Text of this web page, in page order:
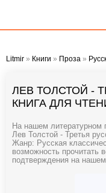
Litmir » Книги » Проза »
ЛЕВ ТОЛСТОЙ -
КНИГА ДЛЯ
На нашем литературном
Лев Толстой - Третья
Жанр: Русская
возможность прочитать
подтверждения на